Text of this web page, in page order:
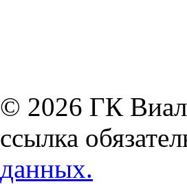
© 2026 ГК
ссылка
данных.